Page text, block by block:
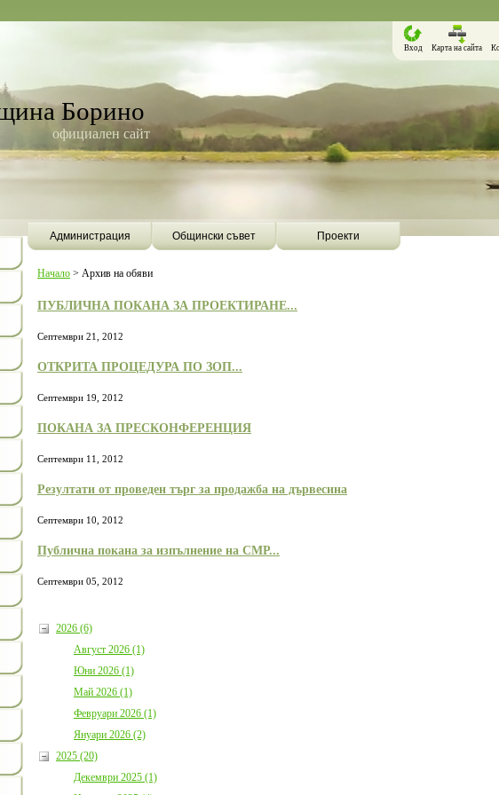
Борино
официален сайт
Вход Карта на сайта
Администрация Общински съвет
Проекти
Начало > Архив на обяви
ПУБЛИЧНА ПОКАНА ЗА ПРОЕКТИРАНЕ...
Септември 21, 2012
ОТКРИТА ПРОЦЕДУРА ПО ЗОП...
Септември 19, 2012
ПОКАНА ЗА ПРЕСКОНФЕРЕНЦИЯ
Септември 11, 2012
Резултати от проведен търг за продажба на дървесина
Септември 10, 2012
Публична покана за изпълнение на СМР...
Септември 05, 2012
2026 (6)
Август 2026 (1)
Юни 2026 (1)
Май 2026 (1)
Февруари 2026 (1)
Януари 2026 (2)
2025 (20)
Декември 2025 (1)
Дата: